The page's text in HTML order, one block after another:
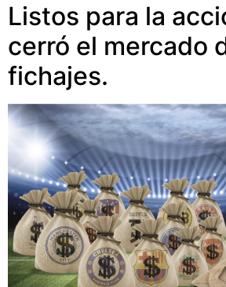
Listos para la
cerró el mercado
fichajes.